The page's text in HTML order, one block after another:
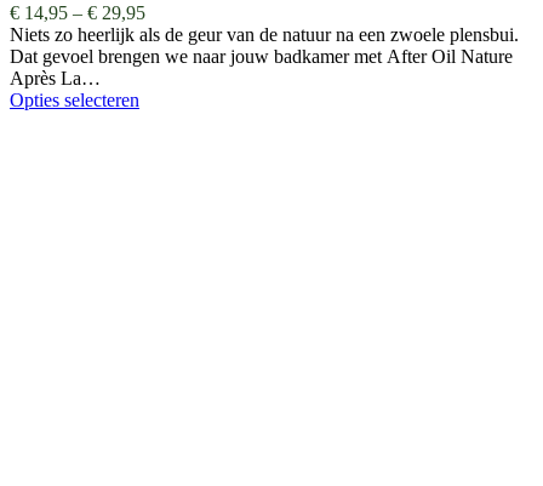
€ 14,95 – € 29,95
Niets zo heerlijk als de geur van de natuur na een zwoele plensbui.
Dat gevoel brengen we naar jouw badkamer met After Oil Nature
Après La…
Opties selecteren